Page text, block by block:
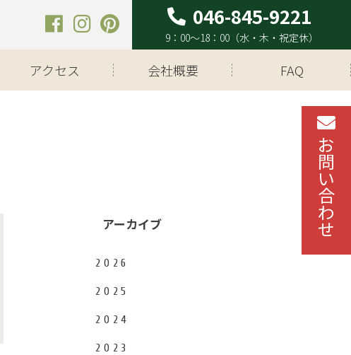
9：00～18：00（水・木・祝定休）
アクセス 会社概要 FAQ
アーカイブ
2026
2025
2024
2023